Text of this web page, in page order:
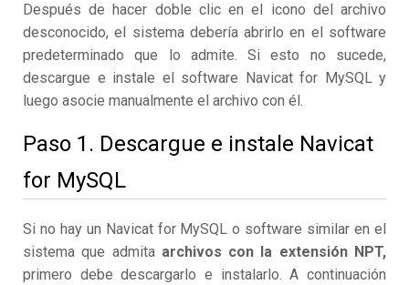
Después de hacer doble clic en el icono del archivo
desconocido, el sistema debería abrirlo en el software
predeterminado que lo admite. Si esto no sucede,
descargue e instale el software Navicat for MySQL y
luego asocie manualmente el archivo con él.
Paso 1. Descargue e instale Navicat
for MySQL
Si no hay un Navicat for MySQL o software similar en el
sistema que admita archivos con la extensión NPT,
primero debe descargarlo e instalarlo. A continuación